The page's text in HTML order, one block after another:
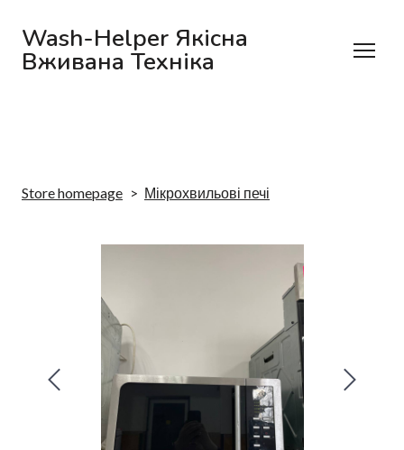
Wash-Helper Якісна
Вживана Техніка
Store homepage Мікрохвильові печі